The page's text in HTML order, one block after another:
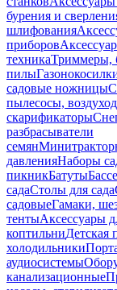
бурения и
шлифования
приборов
техникаТриммеры,
пилы
садовые ножницы
пылесосы,
скарификаторы
разбрасыватели
семян
давленияНаборы
пикникБатуты
садаСтолы для сада
садовыеГамаки,
тентыАксессуары
коптильниДетская
холодильники
аудиосистемы
канализационные